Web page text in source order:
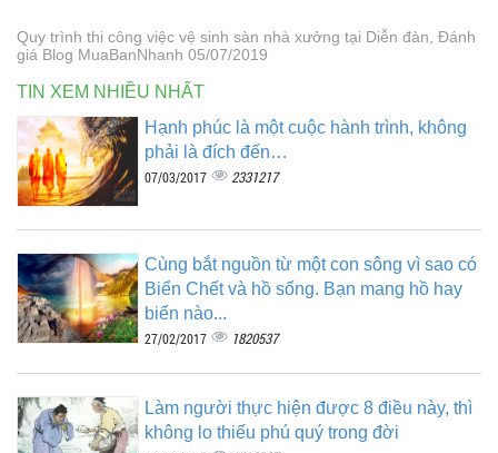
Quy trình thi công việc vệ sinh sàn nhà xưởng tại Diễn đàn, Đánh
giá Blog MuaBanNhanh 05/07/2019
TIN XEM NHIỀU NHẤT
Hạnh phúc là một cuộc hành trình, không
phải là đích đến…
07/03/2017 2331217
Cùng bắt nguồn từ một con sông vì sao có
Biển Chết và hồ sống. Bạn mang hồ hay
biển nào...
27/02/2017 1820537
Làm người thực hiện được 8 điều này, thì
không lo thiếu phú quý trong đời